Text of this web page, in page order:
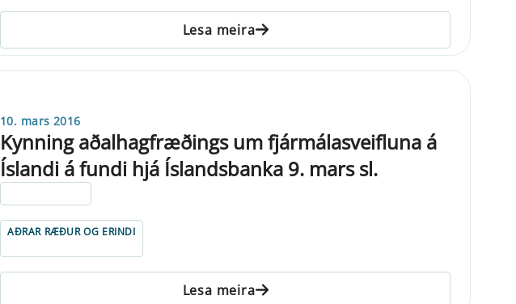
Lesa meira
10. mars 2016
Kynning aðalhagfræðings um fjármálasveifluna á
Íslandi á fundi hjá Íslandsbanka 9. mars sl.
AÐRAR RÆÐUR OG ERINDI
Lesa meira